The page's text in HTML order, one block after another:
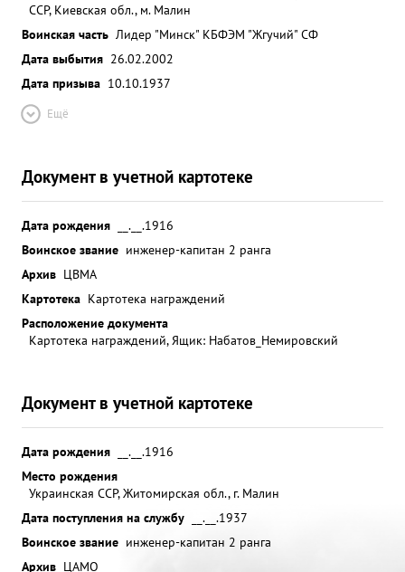
ССР, Киевская обл., м. Малин
Воинская часть Лидер "Минск" КБФЭМ "Жгучий" СФ
Дата выбытия 26.02.2002
Дата призыва 10.10.1937
Ещё
Документ в учетной картотеке
Дата рождения
__.__.1916
Воинское звание инженер-капитан 2 ранга
Архив ЦВМА
Картотека Картотека награждений
Расположение документа
Картотека награждений, Ящик: Набатов_Немировский
Документ в учетной картотеке
Дата рождения
__.__.1916
Место рождения
Украинская ССР, Житомирская обл., г. Малин
Дата поступления на службу
__.__.1937
Воинское звание инженер-капитан 2 ранга
Архив ЦАМО